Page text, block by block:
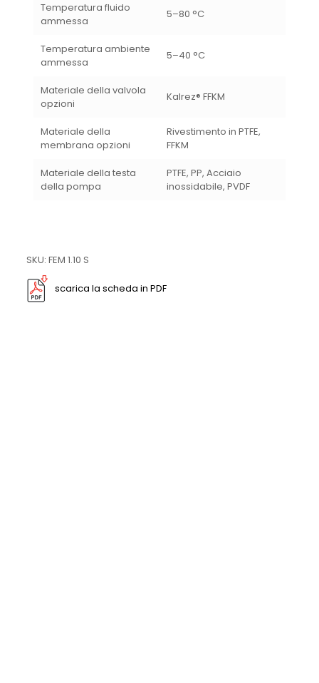
Temperatura fluido
ammessa
5–80 °C
Temperatura ambiente
ammessa
5–40 °C
Materiale della valvola
opzioni
Kalrez® FFKM
Materiale della
membrana opzioni
Rivestimento in PTFE,
FFKM
Materiale della testa
della pompa
PTFE, PP, Acciaio
inossidabile, PVDF
SKU: FEM 1.10 S
scarica la scheda in PDF